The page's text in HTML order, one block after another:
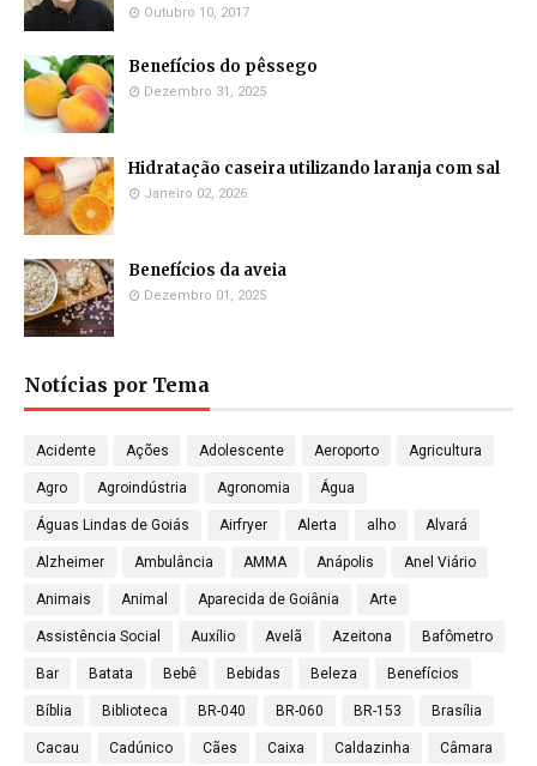
Outubro 10, 2017
Benefícios do pêssego
Dezembro 31, 2025
Hidratação caseira utilizando laranja com sal
Janeiro 02, 2026
Benefícios da aveia
Dezembro 01, 2025
Notícias por Tema
Acidente Ações Adolescente Aeroporto Agricultura
Agro Agroindústria Agronomia Água
Águas Lindas de Goiás Airfryer Alerta alho Alvará
Alzheimer Ambulância AMMA Anápolis Anel Viário
Animais Animal Aparecida de Goiânia Arte
Assistência Social Auxílio Avelã Azeitona Bafômetro
Bar Batata Bebê Bebidas Beleza Benefícios
Bíblia Biblioteca BR-040 BR-060 BR-153 Brasília
Cacau Cadúnico Cães Caixa Caldazinha Câmara